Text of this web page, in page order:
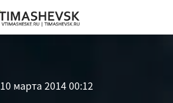
10 марта 2014 00:12